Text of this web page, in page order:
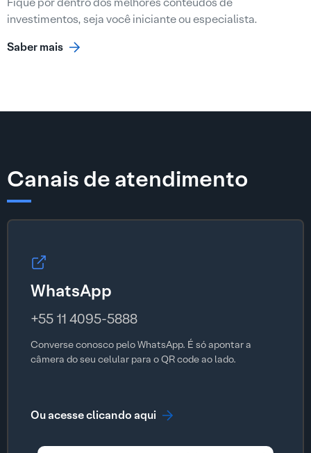
investimentos, seja você iniciante ou especialista.
Saber mais
Canais de atendimento
WhatsApp
+55 11 4095-5888
Converse conosco pelo WhatsApp. É só apontar a
câmera do seu celular para o QR code ao lado.
Ou acesse clicando aqui